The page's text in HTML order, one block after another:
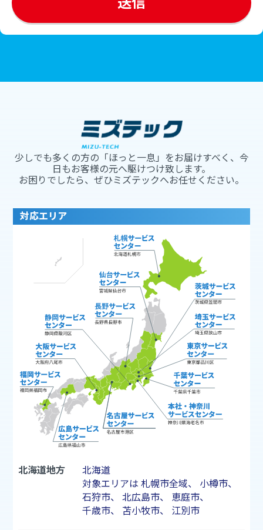
少しでも多くの方の「ほっと一息」をお届けすべく、今
日もお客様の元へ駆けつけ致します。
お困りでしたら、ぜひミズテックへお任せください。
対応エリア
北海道地方
北海道
対象エリアは 札幌市全域、 小樽市、
石狩市、 北広島市、 恵庭市、
千歳市、 苫小牧市、 江別市